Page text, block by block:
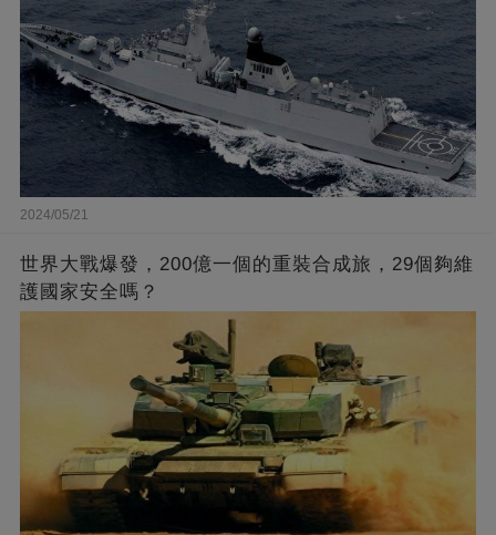
2024/05/21
世界大戰爆發，200億一個的重裝合成旅，29個夠維
護國家安全嗎？